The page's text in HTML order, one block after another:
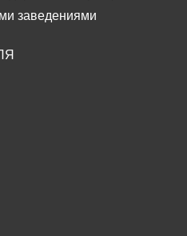
заведениями